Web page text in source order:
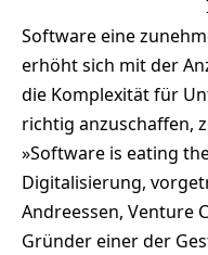
Software eine
erhöht sich mit der
die Komplexität für
richtig anzuschaffen,
»Software is eating
Digitalisierung,
Andreessen, Venture
Gründer einer der